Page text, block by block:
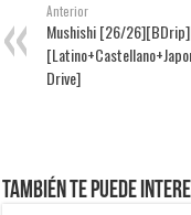
Anterior
Mushishi [26/
Drive]
También te puede